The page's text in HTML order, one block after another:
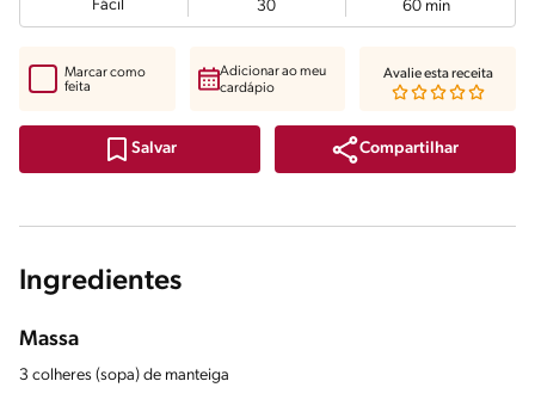
Fácil 30 60 min
Salvar Compartilhar
Marcar como
feita
Adicionar ao meu
cardápio
Avalie esta receita
Ingredientes
Massa
3 colheres (sopa) de manteiga